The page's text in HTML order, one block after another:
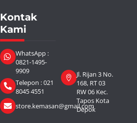
Kontak
Kami
WhatsApp :
0821-1495-
9909
Telepon : 021
8045 4551
store.kemasan@gmail.com
Jl. Rijan 3 No.
168, RT 03
RW 06 Kec.
Tapos Kota
Depok